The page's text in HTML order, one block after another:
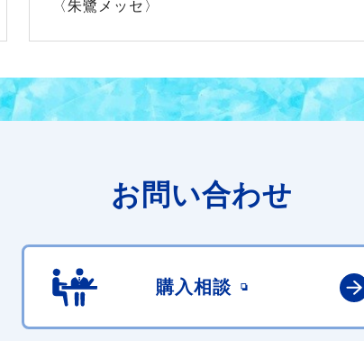
〈朱鷺メッセ〉
お問い合わせ
購入相談